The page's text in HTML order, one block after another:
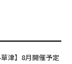
草津】8月開催予定